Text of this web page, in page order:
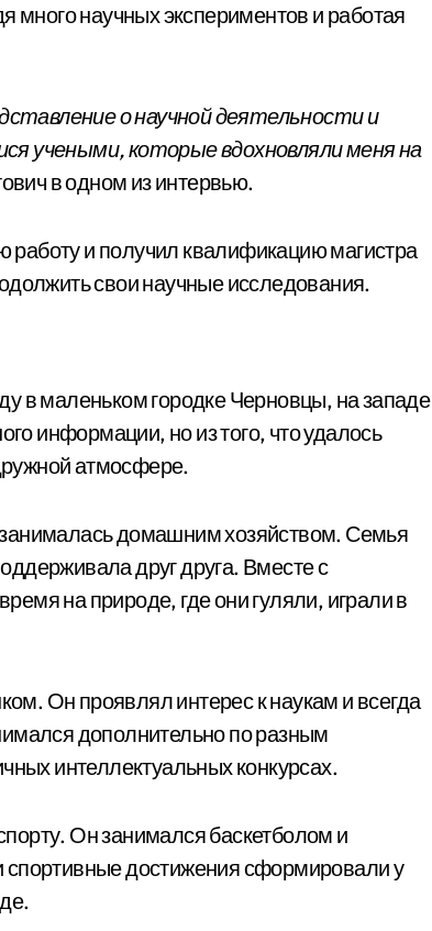
много научных экспериментов и работая
о научной деятельности и
учеными, которые вдохновляли меня на
в одном из интервью.
и получил квалификацию магистра
свои научные исследования.
в маленьком городке Черновцы, на западе
информации, но из того, что удалось
атмосфере.
домашним хозяйством. Семья
друг друга. Вместе с
на природе, где они гуляли, играли в
Он проявлял интерес к наукам и всегда
дополнительно по разным
интеллектуальных конкурсах.
Он занимался баскетболом и
достижения сформировали у